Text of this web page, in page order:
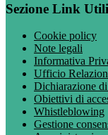
Sezione Link Utili
Cookie policy
Note legali
Informativa
Ufficio
Dichiarazione
Obiettivi di
Whistleblowing
Gestione